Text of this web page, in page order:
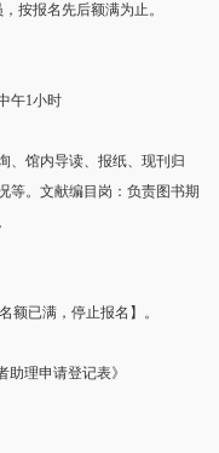
按报名先后额满为止。
午1小时
馆内导读、报纸、现刊归
等。文献编目岗：负责图书期
已满，停止报名】。
理申请登记表》